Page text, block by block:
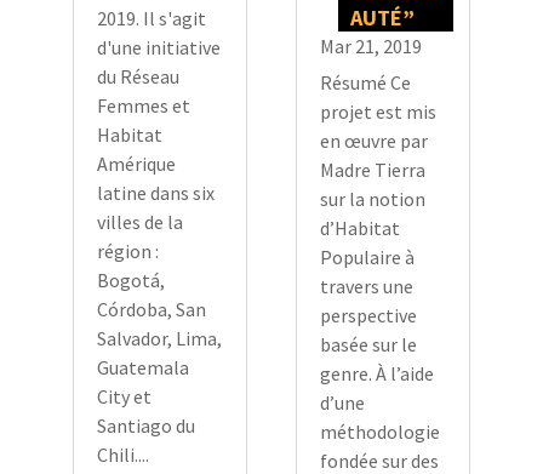
2019. Il s'agit
d'une initiative
du Réseau
Femmes et
Habitat
Amérique
latine dans six
villes de la
région :
Bogotá,
Córdoba, San
Salvador, Lima,
Guatemala
City et
Santiago du
Chili....
AUTÉ”
Mar 21, 2019
Résumé Ce
projet est mis
en œuvre par
Madre Tierra
sur la notion
d’Habitat
Populaire à
travers une
perspective
basée sur le
genre. À l’aide
d’une
méthodologie
fondée sur des